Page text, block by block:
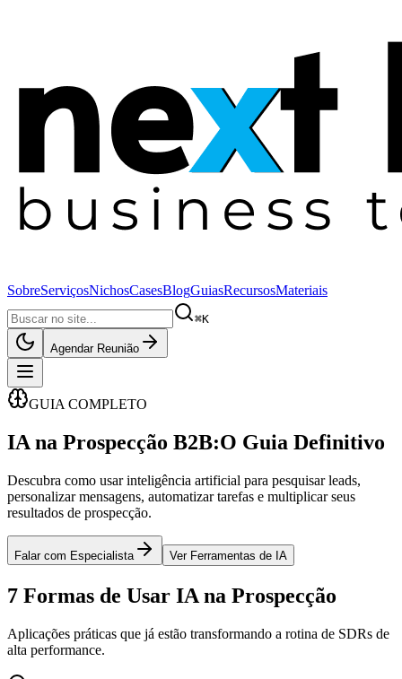
SobreServiçosNichosCasesBlogGuiasRecursosMateriais
⌘K
Agendar Reunião
GUIA COMPLETO
IA na Prospecção B2B:O Guia Definitivo
Descubra como usar inteligência artificial para pesquisar leads,
personalizar mensagens, automatizar tarefas e multiplicar seus
resultados de prospecção.
Falar com Especialista Ver Ferramentas de IA
7 Formas de Usar IA na Prospecção
Aplicações práticas que já estão transformando a rotina de SDRs de
alta performance.